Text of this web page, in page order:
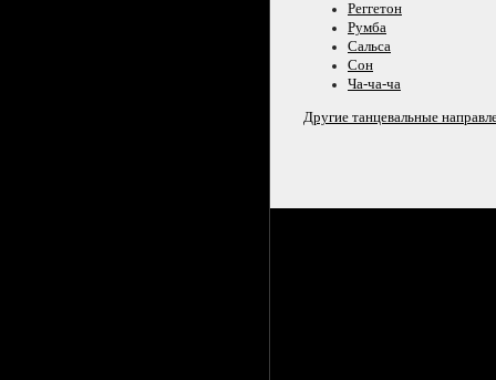
Реггетон
Румба
Сальса
Сон
Ча-ча-ча
Другие танцевальные